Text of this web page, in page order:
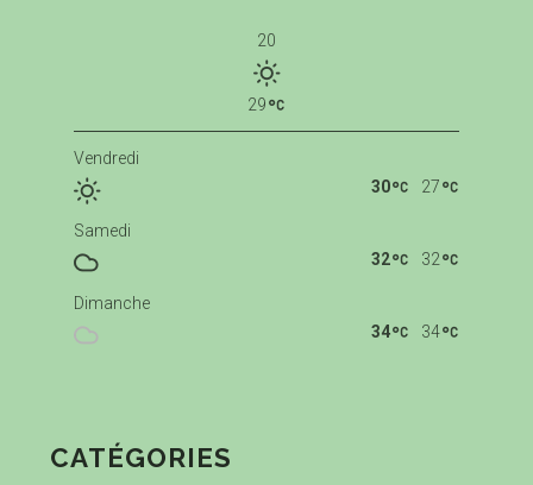
20
29
Vendredi
27
30
Samedi
32
32
Dimanche
34
34
CATÉGORIES